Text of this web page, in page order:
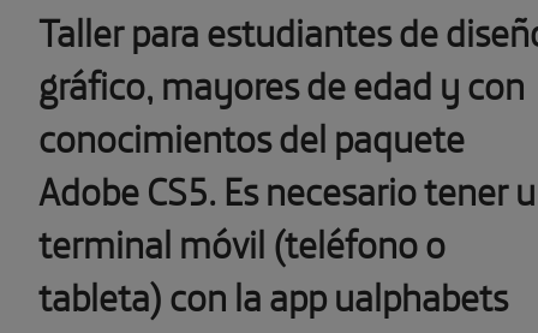
Taller para estudiantes de
gráfico, mayores de edad y con
conocimientos del paquete
Adobe CS5. Es necesario tener
terminal móvil (teléfono o
tableta) con la app ualphabets